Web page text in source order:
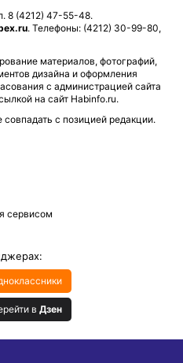
8 (4212) 47-55-48.
. Телефоны: (4212) 30-99-80,
материалов, фотографий,
дизайна и оформления
с администрацией сайта
на сайт Habinfo.ru.
с позицией редакции.
сервисом
в Дзен